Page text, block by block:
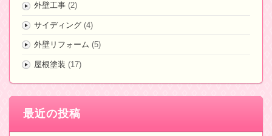
外壁工事(2)
サイディング(4)
外壁リフォーム (5)
屋根塗装 (17)
最近の投稿